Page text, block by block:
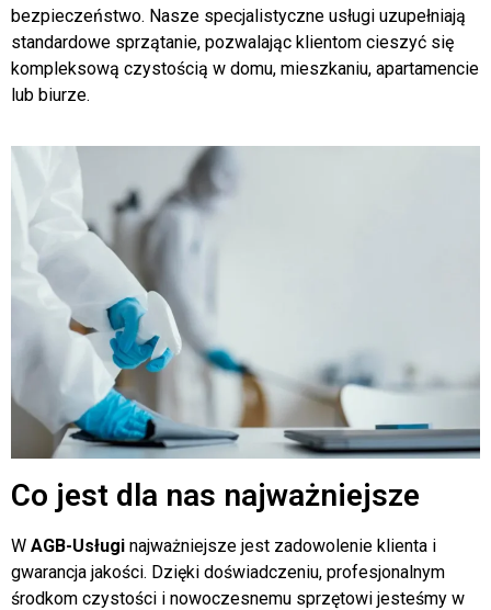
Każde zlecenie traktujemy indywidualnie, dobierając metody i
środki tak, aby maksymalnie zwiększyć efekt i
bezpieczeństwo. Nasze specjalistyczne usługi uzupełniają
standardowe sprzątanie, pozwalając klientom cieszyć się
lub biurze.
Co jest dla nas najważniejsze
WAGB-Usługinajważniejsze jest zadowolenie klienta i